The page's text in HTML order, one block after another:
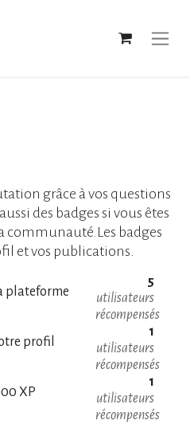
grâce à vos questions
des badges si vous êtes
communauté. Les badges
et vos publications.
plateforme
5
utilisateurs
récompensés
profil
1
utilisateurs
récompensés
XP
1
utilisateurs
récompensés